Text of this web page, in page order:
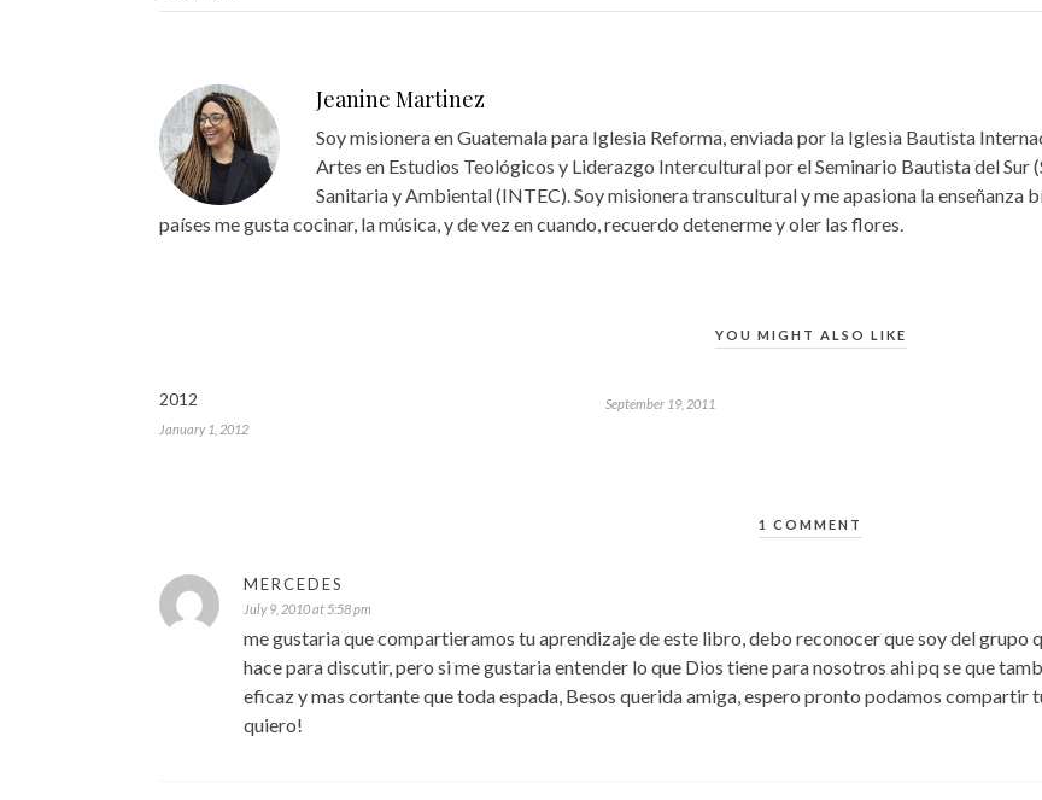
Jeanine Martinez
Soy misionera en Guatemala para Iglesia Reforma, enviada por la Iglesia Bautista
Artes en Estudios Teológicos y Liderazgo Intercultural por el Seminario Bautista del Sur
Sanitaria y Ambiental (INTEC). Soy misionera transcultural y me apasiona la enseñanza
países me gusta cocinar, la música, y de vez en cuando, recuerdo detenerme y oler las flores.
YOU MIGHT ALSO LIKE
2012
January 1, 2012
September 19, 2011
1 COMMENT
MERCEDES
July 9, 2010 at 5:58 pm
me gustaria que compartieramos tu aprendizaje de este libro, debo reconocer que soy del grupo
hace para discutir, pero si me gustaria entender lo que Dios tiene para nosotros ahi pq se que
eficaz y mas cortante que toda espada, Besos querida amiga, espero pronto podamos compartir
quiero!